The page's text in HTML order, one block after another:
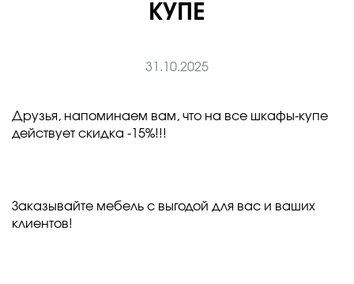
КУПЕ
31.10.2025
Друзья, напоминаем вам, что на все шкафы-купе
действует скидка -15%!!!
Заказывайте мебель с выгодой для вас и ваших
клиентов!